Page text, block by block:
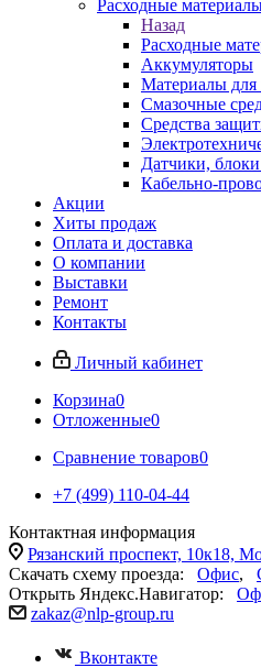
Расходные
Назад
Расходные
Аккумуляторы
Материалы для
Смазочные
Средства
Датчики,
Кабельно-
Акции
Хиты продаж
Оплата и доставка
О компании
Выставки
Ремонт
Контакты
Личный кабинет
Корзина0
Отложенные0
Сравнение товаров0
+7 (499) 110-04-44
Контактная информация
Рязанский проспект, 10к18,
Скачать схему проезда: Офис,
Открыть Яндекс.Навигатор:
zakaz@nlp-group.ru
Вконтакте